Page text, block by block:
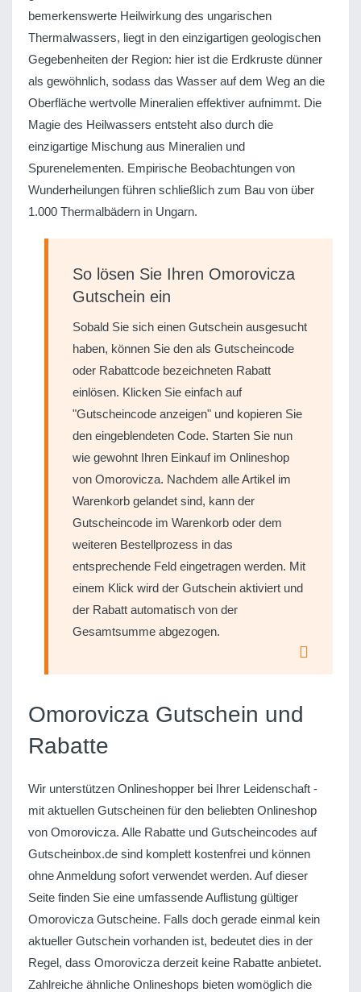
bemerkenswerte Heilwirkung des ungarischen
Thermalwassers, liegt in den einzigartigen geologischen
Gegebenheiten der Region: hier ist die Erdkruste dünner
als gewöhnlich, sodass das Wasser auf dem Weg an die
Oberfläche wertvolle Mineralien effektiver aufnimmt. Die
Magie des Heilwassers entsteht also durch die
einzigartige Mischung aus Mineralien und
Spurenelementen. Empirische Beobachtungen von
Wunderheilungen führen schließlich zum Bau von über
1.000 Thermalbädern in Ungarn.
So lösen Sie Ihren Omorovicza
Gutschein ein
Sobald Sie sich einen Gutschein ausgesucht
haben, können Sie den als Gutscheincode
oder Rabattcode bezeichneten Rabatt
einlösen. Klicken Sie einfach auf
"Gutscheincode anzeigen" und kopieren Sie
den eingeblendeten Code. Starten Sie nun
wie gewohnt Ihren Einkauf im Onlineshop
von Omorovicza. Nachdem alle Artikel im
Warenkorb gelandet sind, kann der
Gutscheincode im Warenkorb oder dem
weiteren Bestellprozess in das
entsprechende Feld eingetragen werden. Mit
einem Klick wird der Gutschein aktiviert und
der Rabatt automatisch von der
Gesamtsumme abgezogen.
Omorovicza Gutschein und
Rabatte
Wir unterstützen Onlineshopper bei Ihrer Leidenschaft -
mit aktuellen Gutscheinen für den beliebten Onlineshop
von Omorovicza. Alle Rabatte und Gutscheincodes auf
Gutscheinbox.de sind komplett kostenfrei und können
ohne Anmeldung sofort verwendet werden. Auf dieser
Seite finden Sie eine umfassende Auflistung gültiger
Omorovicza Gutscheine. Falls doch gerade einmal kein
aktueller Gutschein vorhanden ist, bedeutet dies in der
Regel, dass Omorovicza derzeit keine Rabatte anbietet.
Zahlreiche ähnliche Onlineshops bieten womöglich die